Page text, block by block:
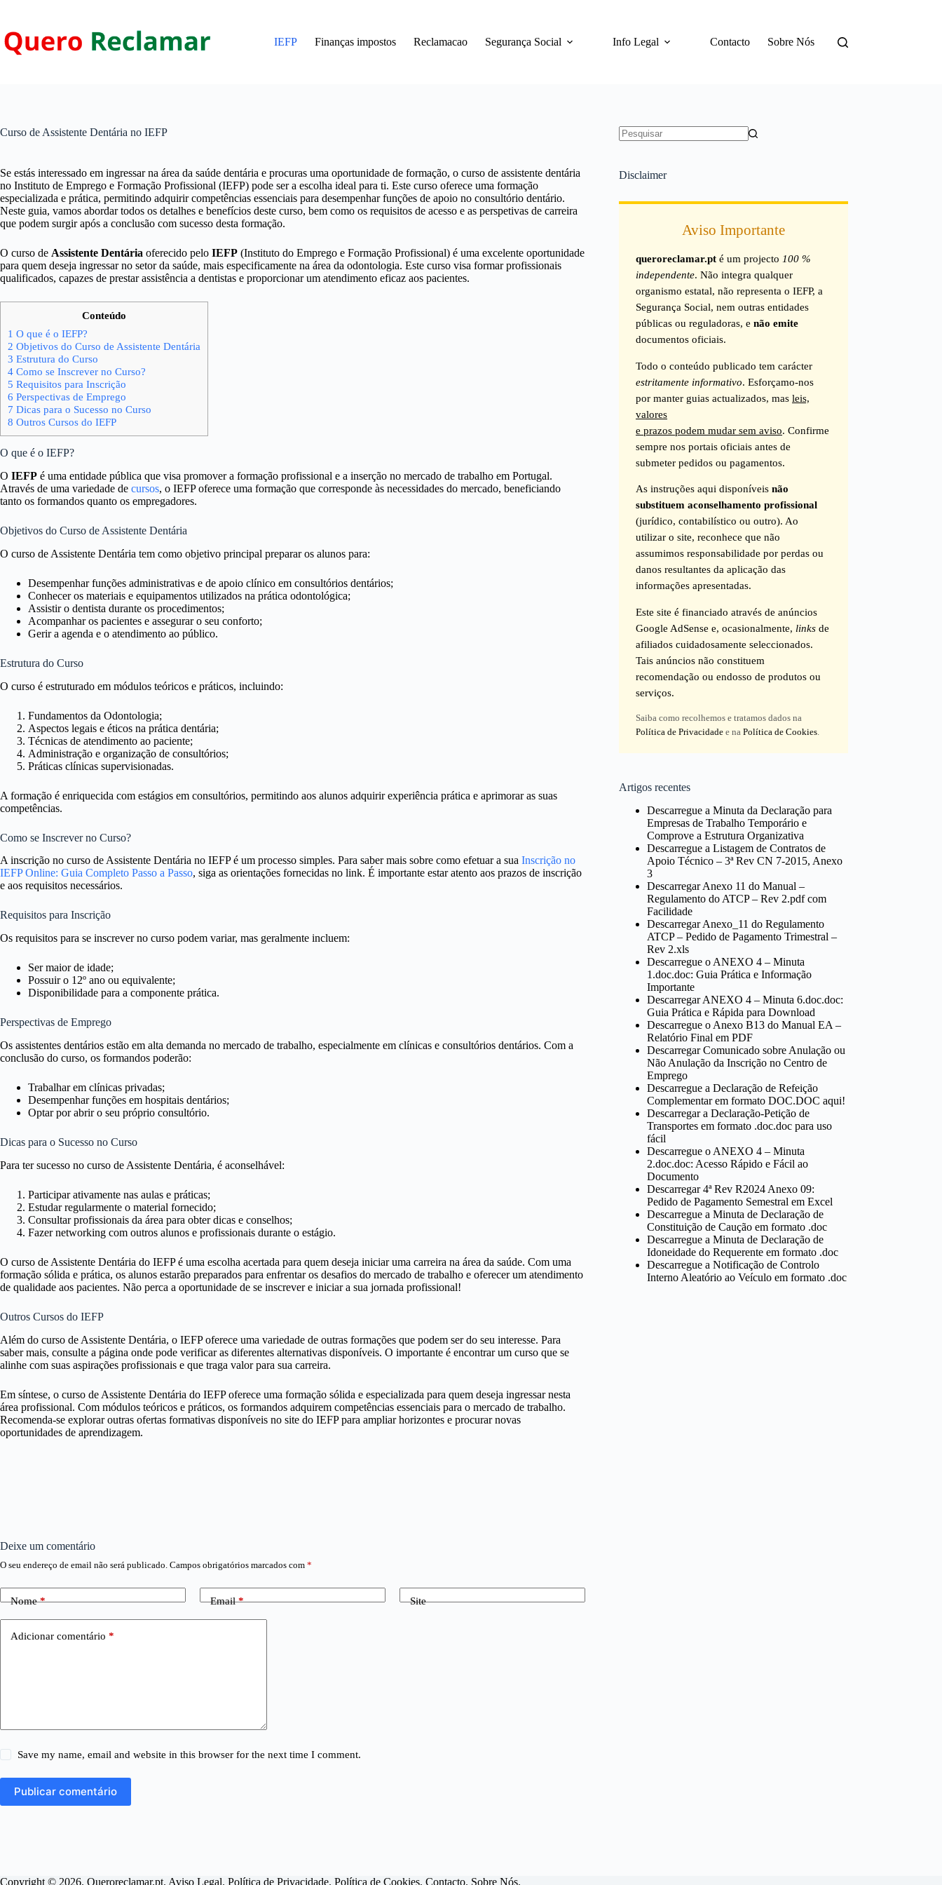
conteúdo
IEFP Finanças impostos Reclamacao Segurança Social Info Legal Contacto Sobre Nós
Curso de Assistente Dentária no IEFP
Se estás interessado em ingressar na área da saúde dentária e procuras uma oportunidade de formação, o curso de assistente dentária
no Instituto de Emprego e Formação Profissional (IEFP) pode ser a escolha ideal para ti. Este curso oferece uma formação
especializada e prática, permitindo adquirir competências essenciais para desempenhar funções de apoio no consultório dentário.
Neste guia, vamos abordar todos os detalhes e benefícios deste curso, bem como os requisitos de acesso e as perspetivas de carreira
que podem surgir após a conclusão com sucesso desta formação.
O curso de Assistente Dentária oferecido pelo IEFP (Instituto do Emprego e Formação Profissional) é uma excelente oportunidade
para quem deseja ingressar no setor da saúde, mais especificamente na área da odontologia. Este curso visa formar profissionais
qualificados, capazes de prestar assistência a dentistas e proporcionar um atendimento eficaz aos pacientes.
Conteúdo
1 O que é o IEFP?
2 Objetivos do Curso de Assistente Dentária
3 Estrutura do Curso
4 Como se Inscrever no Curso?
5 Requisitos para Inscrição
6 Perspectivas de Emprego
7 Dicas para o Sucesso no Curso
8 Outros Cursos do IEFP
O que é o IEFP?
O IEFP é uma entidade pública que visa promover a formação profissional e a inserção no mercado de trabalho em Portugal.
Através de uma variedade de cursos, o IEFP oferece uma formação que corresponde às necessidades do mercado, beneficiando
tanto os formandos quanto os empregadores.
Objetivos do Curso de Assistente Dentária
O curso de Assistente Dentária tem como objetivo principal preparar os alunos para:
Desempenhar funções administrativas e de apoio clínico em consultórios dentários;
Conhecer os materiais e equipamentos utilizados na prática odontológica;
Assistir o dentista durante os procedimentos;
Acompanhar os pacientes e assegurar o seu conforto;
Gerir a agenda e o atendimento ao público.
Estrutura do Curso
O curso é estruturado em módulos teóricos e práticos, incluindo:
Fundamentos da Odontologia;
Aspectos legais e éticos na prática dentária;
Técnicas de atendimento ao paciente;
Administração e organização de consultórios;
Práticas clínicas supervisionadas.
A formação é enriquecida com estágios em consultórios, permitindo aos alunos adquirir experiência prática e aprimorar as suas
competências.
Como se Inscrever no Curso?
A inscrição no curso de Assistente Dentária no IEFP é um processo simples. Para saber mais sobre como efetuar a sua Inscrição no
IEFP Online: Guia Completo Passo a Passo, siga as orientações fornecidas no link. É importante estar atento aos prazos de inscrição
e aos requisitos necessários.
Requisitos para Inscrição
Os requisitos para se inscrever no curso podem variar, mas geralmente incluem:
Ser maior de idade;
Possuir o 12º ano ou equivalente;
Disponibilidade para a componente prática.
Perspectivas de Emprego
Os assistentes dentários estão em alta demanda no mercado de trabalho, especialmente em clínicas e consultórios dentários. Com a
conclusão do curso, os formandos poderão:
Trabalhar em clínicas privadas;
Desempenhar funções em hospitais dentários;
Optar por abrir o seu próprio consultório.
Dicas para o Sucesso no Curso
Para ter sucesso no curso de Assistente Dentária, é aconselhável:
Participar ativamente nas aulas e práticas;
Estudar regularmente o material fornecido;
Consultar profissionais da área para obter dicas e conselhos;
Fazer networking com outros alunos e profissionais durante o estágio.
O curso de Assistente Dentária do IEFP é uma escolha acertada para quem deseja iniciar uma carreira na área da saúde. Com uma
formação sólida e prática, os alunos estarão preparados para enfrentar os desafios do mercado de trabalho e oferecer um atendimento
de qualidade aos pacientes. Não perca a oportunidade de se inscrever e iniciar a sua jornada profissional!
Outros Cursos do IEFP
Além do curso de Assistente Dentária, o IEFP oferece uma variedade de outras formações que podem ser do seu interesse. Para
saber mais, consulte a página onde pode verificar as diferentes alternativas disponíveis. O importante é encontrar um curso que se
alinhe com suas aspirações profissionais e que traga valor para sua carreira.
Em síntese, o curso de Assistente Dentária do IEFP oferece uma formação sólida e especializada para quem deseja ingressar nesta
área profissional. Com módulos teóricos e práticos, os formandos adquirem competências essenciais para o mercado de trabalho.
Recomenda-se explorar outras ofertas formativas disponíveis no site do IEFP para ampliar horizontes e procurar novas
oportunidades de aprendizagem.
Disclaimer
Aviso Importante
queroreclamar.pt é um projecto100 %
independente. Não integra qualquer
organismo estatal, não representa o IEFP, a
Segurança Social, nem outras entidades
públicas ou reguladoras, enão emite
documentos oficiais.
Todo o conteúdo publicado tem carácter
estritamente informativo. Esforçamo-nos
por manter guias actualizados, masleis,
valores
e prazos podem mudar sem aviso. Confirme
sempre nos portais oficiais antes de
submeter pedidos ou pagamentos.
As instruções aqui disponíveisnão
substituem aconselhamento profissional
(jurídico, contabilístico ou outro). Ao
utilizar o site, reconhece que não
assumimos responsabilidade por perdas ou
danos resultantes da aplicação das
informações apresentadas.
Este site é financiado através de anúncios
Google AdSense e, ocasionalmente, links de
afiliados cuidadosamente seleccionados.
Tais anúncios não constituem
recomendação ou endosso de produtos ou
serviços.
Saiba como recolhemos e tratamos dados na
Política de Privacidade e naPolítica de Cookies.
Artigos recentes
Descarregue a Minuta da Declaração para
Empresas de Trabalho Temporário e
Comprove a Estrutura Organizativa
Descarregue a Listagem de Contratos de
Apoio Técnico – 3ª Rev CN 7-2015, Anexo
3
Descarregar Anexo 11 do Manual –
Regulamento do ATCP – Rev 2.pdf com
Facilidade
Descarregar Anexo_11 do Regulamento
ATCP – Pedido de Pagamento Trimestral –
Rev 2.xls
Descarregue o ANEXO 4 – Minuta
1.doc.doc: Guia Prática e Informação
Importante
Descarregar ANEXO 4 – Minuta 6.doc.doc:
Guia Prática e Rápida para Download
Descarregue o Anexo B13 do Manual EA –
Relatório Final em PDF
Descarregar Comunicado sobre Anulação ou
Não Anulação da Inscrição no Centro de
Emprego
Descarregue a Declaração de Refeição
Complementar em formato DOC.DOC aqui!
Descarregar a Declaração-Petição de
Transportes em formato .doc.doc para uso
fácil
Descarregue o ANEXO 4 – Minuta
2.doc.doc: Acesso Rápido e Fácil ao
Documento
Descarregar 4ª Rev R2024 Anexo 09:
Pedido de Pagamento Semestral em Excel
Descarregue a Minuta de Declaração de
Constituição de Caução em formato .doc
Descarregue a Minuta de Declaração de
Idoneidade do Requerente em formato .doc
Descarregue a Notificação de Controlo
Interno Aleatório ao Veículo em formato .doc
Deixe um comentário
O seu endereço de email não será publicado. Campos obrigatórios marcados com *
Nome* Email* Site
Adicionar comentário *
Save my name, email and website in this browser for the next time I comment.
Publicar comentário
Copyright © 2026. Queroreclamar.pt. Aviso Legal. Política de Privacidade. Política de Cookies. Contacto. Sobre Nós.